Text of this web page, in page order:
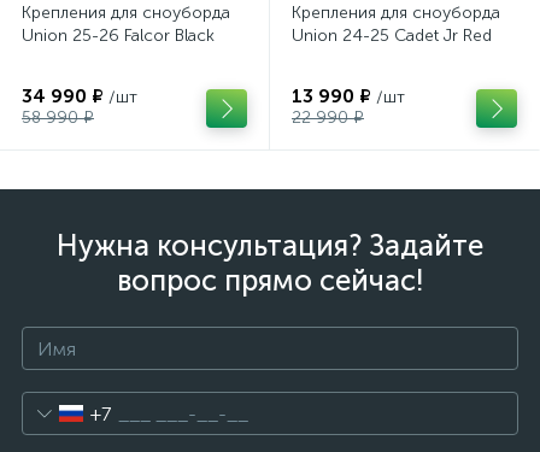
Крепления для сноуборда
Union 25-26 Falcor Black
34 990 ₽ /шт
58 990 ₽
Крепления для сноуборда
Union 24-25 Cadet Jr Red
13 990 ₽ /шт
22 990 ₽
Нужна консультация? Задайте
вопрос прямо сейчас!
+7